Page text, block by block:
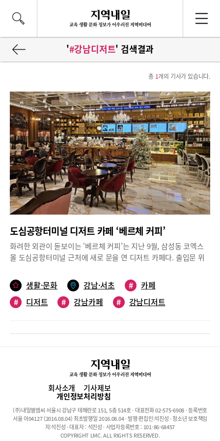
'#강남디저트' 검색결과
총 1개의 기사가 있습니다.
도심공항터미널 디저트 카페 ‘베르체 커피’
화려한 외관이 돋보이는 ‘베르체 커피’는 지난 9월, 삼성동 코엑스
몰 도심공항터미널 근처에 새로 문을 연 디저트 카페다. 출입문 위
내부는 더욱 아름답다. 벽, 창문, 진열대, 스탠드, 집게, 소품 등이 황
금빛으로 빛나고, 은은한 조명, 유럽 앤티크풍의 테이블과 의자, 고
급스러운 대리석 바닥까지 우아함의 극치를 보여준다.매장 입구에
페인 등이 있으며 주문 시, 4가지 중 하나를 선택하면 된다.합리적
인 가격의 모닝세트(오전 7시 30분~11시 30분)도 인기 만점. 크로
아상 세트(크로아상+아메리카노 혹은 에스프레소)와 프렌치토스트
세트(프렌치토스트+아메리카노 혹은 에스프레소)가 그것이며 가격
드, 생과일주스 등과 무설탕 프랑스잼 ‘샹달프‘도 판매한다.위치: 강
남구 테헤란로87길 22 지하 1층 Q105호영업시간: 매일/오전 7시~
오후 10시문의: 02-551-8866
생활·문화 강남·서초 #
카페
#
디저트 # 강남카페 # 강남디저트
회사소개 기사제보
개인정보처리방침
(주)내일엘엠씨 서울시 강남구 테헤란로 151, 5층 514호 · 대표전화 02-575-6908 · 등록번호
서울 아04127 (2016.08.04) 최초발행일 2016.08.04 · 발행·편집인:석진성 · 청소년 보호책임
자:석진성 · 대표자 : 석진성 · 사업자등록번호 : 101-86-68457
COPYRIGHT LMC. ALL RIGHTS RESERVED.